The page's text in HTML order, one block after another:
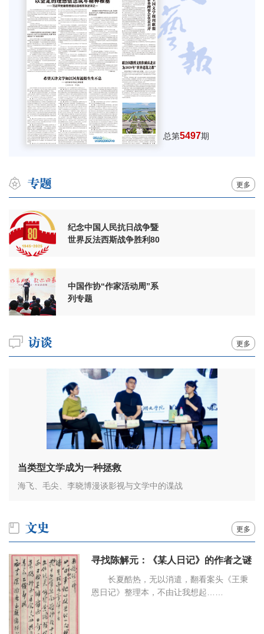
总第5497期
更多
纪念中国人民抗日战争暨
世界反法西斯战争胜利80
中国作协“作家活动周”系
列专题
更多
当类型文学成为一种拯救
海飞、毛尖、李晓博漫谈影视与文学中的谍战
更多
寻找陈解元：《某人日记》的作者之谜
长夏酷热，无以消遣，翻看案头《王秉
恩日记》整理本，不由让我想起……